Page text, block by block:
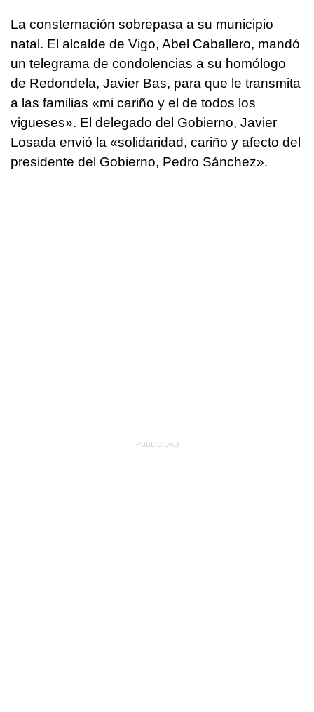
La consternación sobrepasa a su municipio
natal. El alcalde de Vigo, Abel Caballero, mandó
un telegrama de condolencias a su homólogo
de Redondela, Javier Bas, para que le transmita
a las familias «mi cariño y el de todos los
vigueses». El delegado del Gobierno, Javier
Losada envió la «solidaridad, cariño y afecto del
presidente del Gobierno, Pedro Sánchez».